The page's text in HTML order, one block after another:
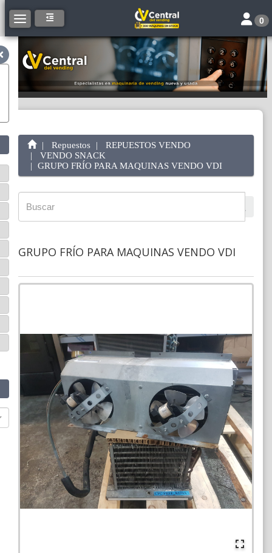
Toggle navigation Toggle
0
Repuestos
REPUESTOS VENDO
VENDO SNACK
GRUPO FRÍO PARA MAQUINAS VENDO VDI
GRUPO FRÍO PARA MAQUINAS VENDO VDI